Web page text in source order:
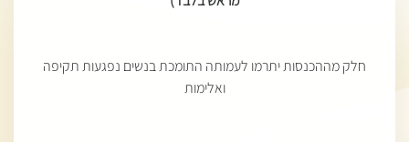
חלק מההכנסות יתרמו לעמותה התומכת בנשים נפגעות תקיפה
ואלימות